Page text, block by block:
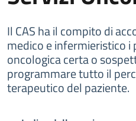
Il CAS ha il compito di
medico e infermieristico i
oncologica certa o
programmare tutto il
terapeutico del paziente.